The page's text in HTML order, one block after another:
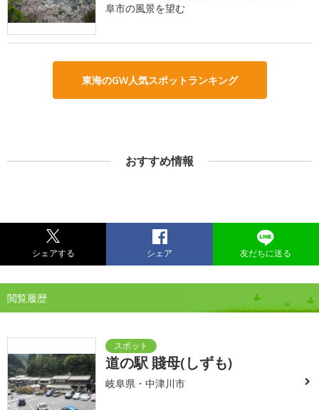
阜市の風景を望む
東海のGW人気スポットランキング
おすすめ情報
シェアする シェア 友だちに送る
閲覧履歴
道の駅 賤母(しずも)
岐阜県・中津川市